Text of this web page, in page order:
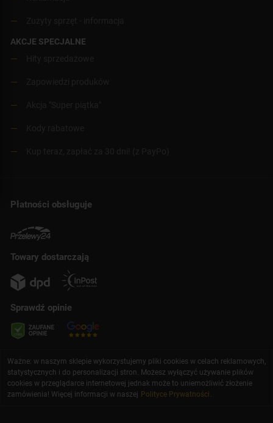
AKCJE SPECJALNE
Płatności obsługuje
Towary dostarczają
Sprawdź opinie
Ważne: w naszym sklepie wykorzystujemy pliki cookies w celach reklamowych,
statystycznych i do personalizacji stron. Możesz wyłączyć używanie plików
cookies w przeglądarce internetowej jednak może to uniemożliwić złożenie
zamówienia! Więcej informacji w naszej Polityce Prywatności .